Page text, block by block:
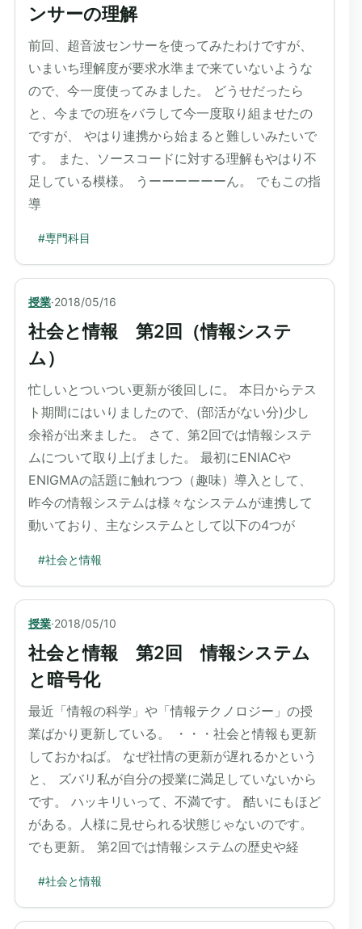
ンサーの理解
前回、超音波センサーを使ってみたわけですが、
いまいち理解度が要求水準まで来ていないような
ので、今一度使ってみました。 どうせだったら
と、今までの班をバラして今一度取り組ませたの
ですが、 やはり連携から始まると難しいみたいで
す。 また、ソースコードに対する理解もやはり不
足している模様。 うーーーーーーん。 でもこの指
導
#専門科目
授業·2018/05/16
社会と情報 第2回（情報システ
ム）
忙しいとついつい更新が後回しに。 本日からテス
ト期間にはいりましたので、(部活がない分)少し
余裕が出来ました。 さて、第2回では情報システ
ムについて取り上げました。 最初にENIACや
ENIGMAの話題に触れつつ（趣味）導入として、
昨今の情報システムは様々なシステムが連携して
動いており、主なシステムとして以下の4つが
#社会と情報
授業·2018/05/10
社会と情報 第2回 情報システム
と暗号化
最近「情報の科学」や「情報テクノロジー」の授
業ばかり更新している。 ・・・社会と情報も更新
しておかねば。 なぜ社情の更新が遅れるかという
と、 ズバリ私が自分の授業に満足していないから
です。 ハッキリいって、不満です。 酷いにもほど
がある。人様に見せられる状態じゃないのです。
でも更新。 第2回では情報システムの歴史や経
#社会と情報